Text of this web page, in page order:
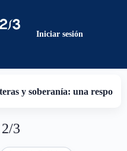
Iniciar sesión
y soberanía: una
3